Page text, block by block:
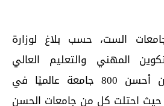
الست، حسب بلاغ لوزارة
المهني والتعليم العالي
والبحث العلمي، ضمن أحسن 800 جامعة عالميًا في
حيث احتلت كل من جامعات الحسن